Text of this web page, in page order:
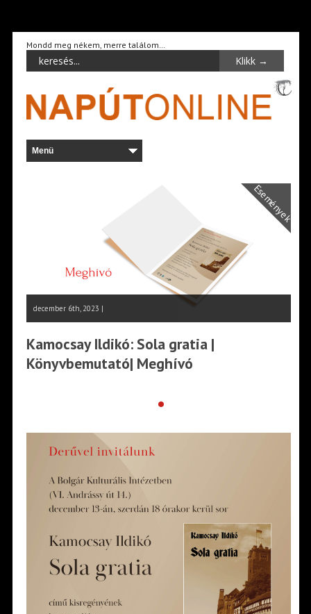
Mondd meg nékem, merre találom…
Események
december 6th, 2023 |
Kamocsay Ildikó: Sola gratia |
Könyvbemutató| Meghívó
•